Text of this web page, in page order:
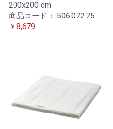
200x200 cm
商品コード： 506.072.75
￥8,679